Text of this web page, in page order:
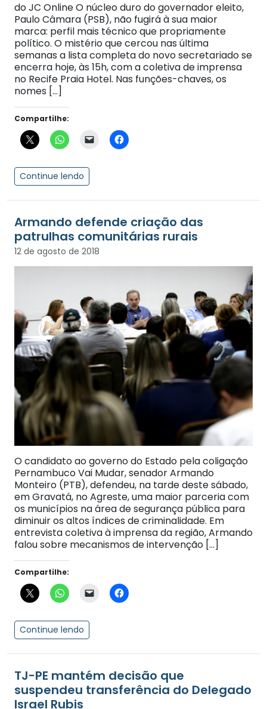
do JC Online O núcleo duro do governador eleito,
Paulo Câmara (PSB), não fugirá à sua maior
marca: perfil mais técnico que propriamente
político. O mistério que cercou nas última
semanas a lista completa do novo secretariado se
encerra hoje, às 15h, com a coletiva de imprensa
no Recife Praia Hotel. Nas funções-chaves, os
nomes […]
Compartilhe:
Continue lendo
Armando defende criação das
patrulhas comunitárias rurais
12 de agosto de 2018
O candidato ao governo do Estado pela coligação
Pernambuco Vai Mudar, senador Armando
Monteiro (PTB), defendeu, na tarde deste sábado,
em Gravatá, no Agreste, uma maior parceria com
os municípios na área de segurança pública para
diminuir os altos índices de criminalidade. Em
entrevista coletiva à imprensa da região, Armando
falou sobre mecanismos de intervenção […]
Compartilhe:
Continue lendo
TJ-PE mantém decisão que
suspendeu transferência do Delegado
Israel Rubis